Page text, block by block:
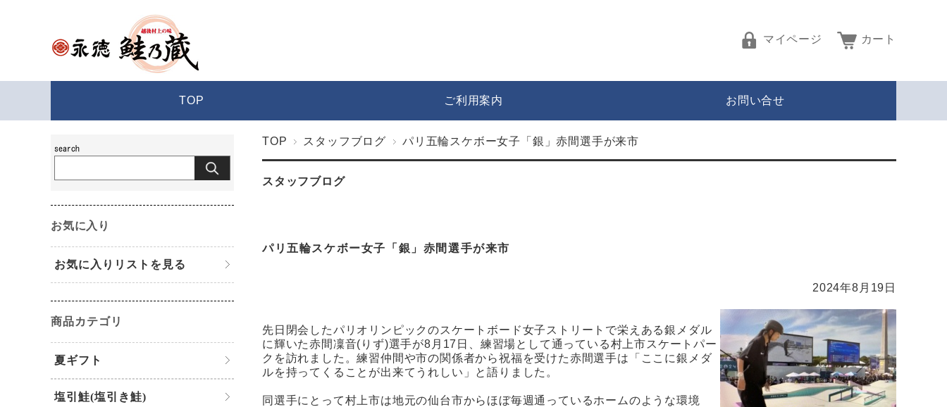
マイページ カート
TOP ご利用案内 お問い合せ
TOP スタッフブログ パリ五輪スケボー女子「銀」赤間選手が来市
スタッフブログ
パリ五輪スケボー女子「銀」赤間選手が来市
2024年8月19日
先日閉会したパリオリンピックのスケートボード女子ストリートで栄えある銀メダル
に輝いた赤間凜音(りず)選手が8月17日、練習場として通っている村上市スケートパー
クを訪れました。練習仲間や市の関係者から祝福を受けた赤間選手は「ここに銀メダ
ルを持ってくることが出来てうれしい」と語りました。
同選手にとって村上市は地元の仙台市からほぼ毎週通っているホームのような環境
お気に入り
お気に入りリストを見る
商品カテゴリ
夏ギフト
塩引鮭(塩引き鮭)